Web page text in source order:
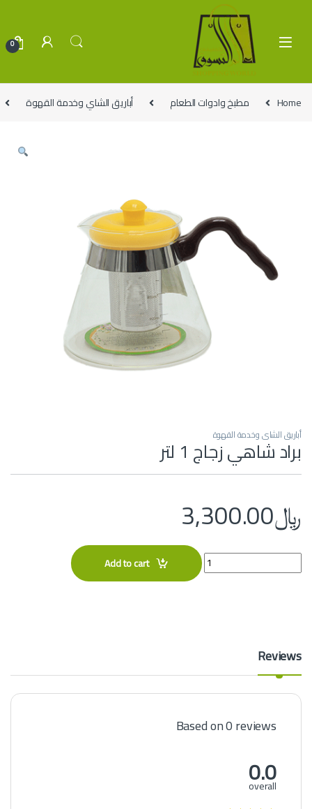
0
Home مطبخ وادوات الطعام أباريق الشاي وخدمة القهوة
أباريق الشاي وخدمة القهوة
براد شاهي زجاج 1 لتر
﷼3,300.00
Quantity
Add to cart
Reviews
Based on 0 reviews
0.0
overall